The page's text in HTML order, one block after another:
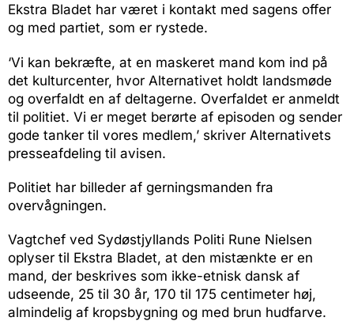
Ekstra Bladet har været i kontakt med sagens offer
og med partiet, som er rystede.
‘Vi kan bekræfte, at en maskeret mand kom ind på
det kulturcenter, hvor Alternativet holdt landsmøde
og overfaldt en af deltagerne. Overfaldet er anmeldt
til politiet. Vi er meget berørte af episoden og sender
gode tanker til vores medlem,’ skriver Alternativets
presseafdeling til avisen.
Politiet har billeder af gerningsmanden fra
overvågningen.
Vagtchef ved Sydøstjyllands Politi Rune Nielsen
oplyser til Ekstra Bladet, at den mistænkte er en
mand, der beskrives som ikke-etnisk dansk af
udseende, 25 til 30 år, 170 til 175 centimeter høj,
almindelig af kropsbygning og med brun hudfarve.